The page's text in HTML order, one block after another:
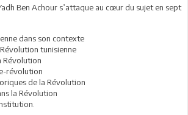
Ben Achour s’attaque au cœur du sujet en sept
dans son contexte
tunisienne
Révolution
révolution
de la Révolution
la Révolution